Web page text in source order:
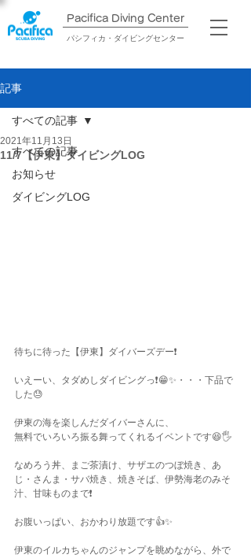
Pacifica Diving Center​
パシフィカ・ダイビングセンター
記事
すべての記事
お知らせ
ダイビングLOG
すべての記事
11/7【伊東】ダイビングLOG
2021年11月13日
待ちに待った【伊東】ダイバーズデー❗️
いえーい、タダめしダイビングっ❗️😁✨・・・下品で
した😓
伊東の海を楽しんだダイバーさんに、
無料でいろいろ振る舞ってくれるイベントです😆🖐
なめろう丼、まご茶漬け、サザエのつぼ焼き、あ
じ・さんま・サバ焼き、焼きそば、伊勢海老のみそ
汁、甘味ものまで❗️
お腹いっぱい、おかわり放題です👍✨
伊東のイルカちゃんのジャンプを眺めながら、外で